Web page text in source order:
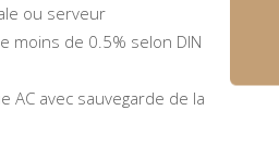
ou serveur
moins de 0.5% selon DIN
AC avec sauvegarde de la